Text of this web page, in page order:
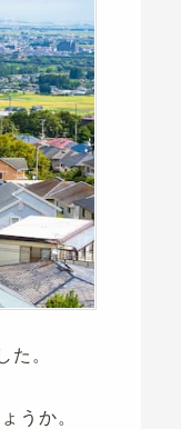
。
うか。